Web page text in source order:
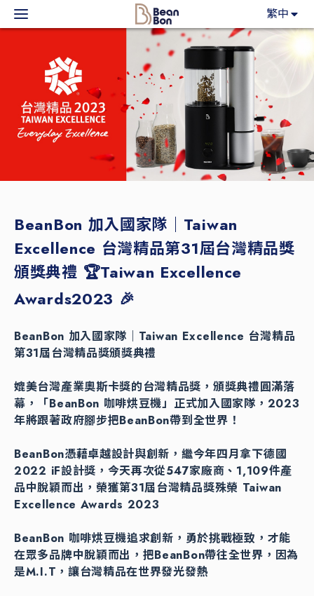
繁中
主力產品
咖啡市集
BeanBon報報
客戶服務
登入
BeanBon 加入國家隊｜Taiwan
Excellence 台灣精品第31屆台灣精品獎
頒獎典禮 🏆Taiwan Excellence
Awards2023 🎉
BeanBon 加入國家隊｜Taiwan Excellence 台灣精品
第31屆台灣精品獎頒獎典禮
媲美台灣產業奧斯卡獎的台灣精品獎，頒獎典禮圓滿落
幕，「BeanBon 咖啡烘豆機」正式加入國家隊，2023
年將跟著政府腳步把BeanBon帶到全世界！
BeanBon憑藉卓越設計與創新，繼今年四月拿下德國
2022 iF設計獎，今天再次從547家廠商、1,109件產
品中脫穎而出，榮獲第31屆台灣精品獎殊榮 Taiwan
Excellence Awards 2023
BeanBon 咖啡烘豆機追求創新，勇於挑戰極致，才能
在眾多品牌中脫穎而出，把BeanBon帶往全世界，因為
是M.I.T，讓台灣精品在世界發光發熱